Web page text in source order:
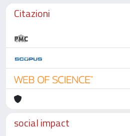
Citazioni
social impact